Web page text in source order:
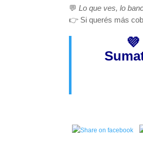
💬Lo que ves, lo
👉 Si querés más